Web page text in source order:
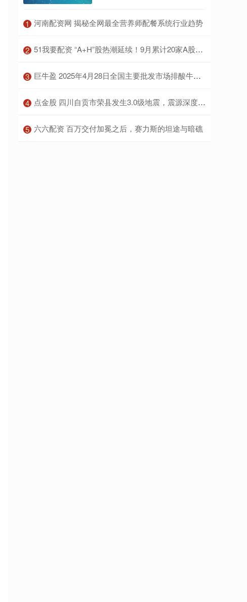
1 ​河南配资网 揭秘全网最全营养师配餐系统行业趋势
2 ​51我要配资 “A+H”股热潮延续！9月累计20家A股上市公司筹划赴港上市 沪电股份、东山精密等PCB龙头在列
3 ​巨牛盈 2025年4月28日全国主要批发市场排酸牛肉价格行情
4 ​点金股 四川自贡市荣县发生3.0级地震，震源深度6公里
5 ​六六配资 百万交付加冕之后，赛力斯的坦途与暗礁